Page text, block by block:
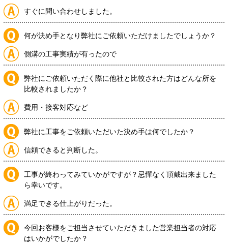
すぐに問い合わせしました。
何が決め手となり弊社にご依頼いただけましたでしょうか？
側溝の工事実績が有ったので
弊社にご依頼いただく際に他社と比較された方はどんな所を
比較されましたか？
費用・接客対応など
弊社に工事をご依頼いただいた決め手は何でしたか？
信頼できると判断した。
工事が終わってみていかがですが？忌憚なく頂戴出来ました
ら幸いです。
満足できる仕上がりだった。
今回お客様をご担当させていただきました営業担当者の対応
はいかがでしたか？